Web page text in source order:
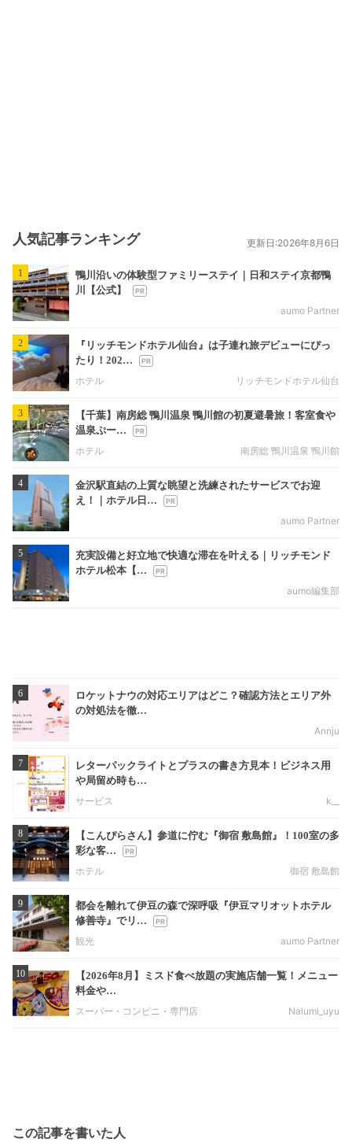
人気記事ランキング 更新日:2026年8月6日
1
鴨川沿いの体験型ファミリーステイ｜日和ステイ京都鴨
川【公式】
aumo Partner
2
『リッチモンドホテル仙台』は子連れ旅デビューにぴっ
たり！202…
ホテル
リッチモンドホテル仙台
3
【千葉】南房総 鴨川温泉 鴨川館の初夏避暑旅！客室食や
温泉ぷー…
ホテル
南房総 鴨川温泉 鴨川館
4
金沢駅直結の上質な眺望と洗練されたサービスでお迎
え！｜ホテル日…
aumo Partner
5
充実設備と好立地で快適な滞在を叶える｜リッチモンド
ホテル松本【…
aumo編集部
6
ロケットナウの対応エリアはどこ？確認方法とエリア外
の対処法を徹…
Annju
7
レターパックライトとプラスの書き方見本！ビジネス用
や局留め時も…
サービス
k__
8
【こんぴらさん】参道に佇む『御宿 敷島館』！100室の多
彩な客…
ホテル
御宿 敷島館
9
都会を離れて伊豆の森で深呼吸『伊豆マリオットホテル
修善寺』でリ…
観光
aumo Partner
10
【2026年8月】ミスド食べ放題の実施店舗一覧！メニュー
料金や…
スーパー・コンビニ・専門店
Nalumi_uyu
この記事を書いた人